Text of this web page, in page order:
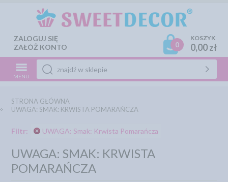
ZALOGUJ SIĘ
ZAŁÓŻ KONTO
0
KOSZYK
0,00 zł
MENU
STRONA GŁÓWNA
UWAGA: SMAK: KRWISTA POMARAŃCZA
Filtr: UWAGA: Smak: Krwista Pomarańcza
UWAGA: SMAK: KRWISTA
POMARAŃCZA